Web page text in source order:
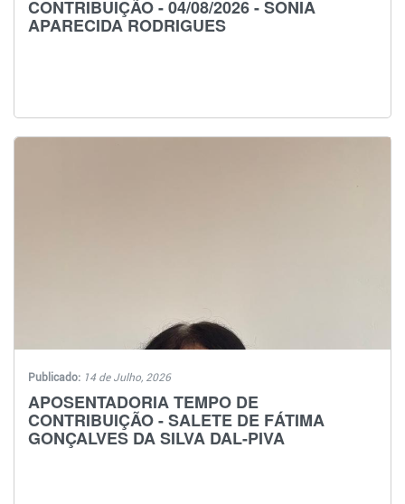
CONTRIBUIÇÃO - 04/08/2026 - SONIA
APARECIDA RODRIGUES
Publicado: 14 de Julho, 2026
APOSENTADORIA TEMPO DE
CONTRIBUIÇÃO - SALETE DE FÁTIMA
GONÇALVES DA SILVA DAL-PIVA